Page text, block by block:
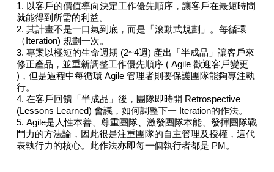
1. 以客戶的價值導向決定工作優先順序，讓客戶在最短時間
就能得到所需的利益。
2. 其計畫不是一口氣到底，而是「滾動式規劃」。每循環
（Iteration) 規劃一次。
3. 專案以極短的生命週期 (2~4週) 產出「半成品」讓客戶來
修正產品，並重新調整工作優先順序 ( Agile 歡迎客戶變更
)，但是過程中每循環 Agile 管理者則要保護團隊能夠專注執
行。
4. 在客戶回饋「半成品」後，團隊即時開 Retrospective
(Lessons Learned) 會議，如何調整下一 Iteration的作法。
5. Agile是人性本善、尊重團隊、激發團隊本能、發揮團隊戰
鬥力的方法論，因此很是注重團隊的自主管理及授權，這代
表執行力的核心。此作法亦即每一個執行者都是 PM。